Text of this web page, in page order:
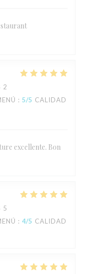
2
: 5/5 CALIDAD
excellente. Bon
5
: 4/5 CALIDAD